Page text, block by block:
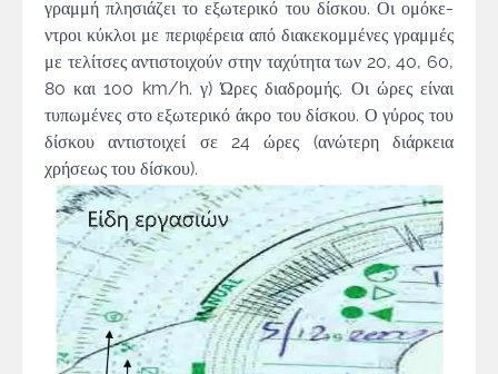
γραμμή πλησιάζει το εξωτερικό του δίσκου. Οι ομόκε­
ντροι κύκλοι με περιφέρεια από διακεκομμένες γραμμές
με τελίτσες αντιστοιχούν στην ταχύτητα των 20, 40, 60,
80 και 100 km/h. γ) Ώρες διαδρομής. Οι ώρες είναι
τυπωμένες στο εξωτερικό άκρο του δίσκου. Ο γύρος του
δίσκου αντιστοιχεί σε 24 ώρες (ανώτερη διάρκεια
χρήσεως του δίσκου).